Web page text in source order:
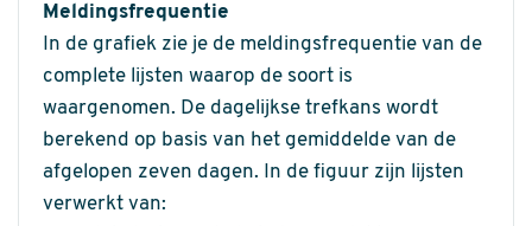
Meldingsfrequentie
In de grafiek zie je de meldingsfrequentie van de
complete lijsten waarop de soort is
waargenomen. De dagelijkse trefkans wordt
berekend op basis van het gemiddelde van de
afgelopen zeven dagen. In de figuur zijn lijsten
verwerkt van: